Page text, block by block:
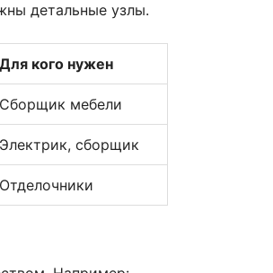
детальные узлы.
Для кого нужен
Сборщик мебели
Электрик, сборщик
Отделочники